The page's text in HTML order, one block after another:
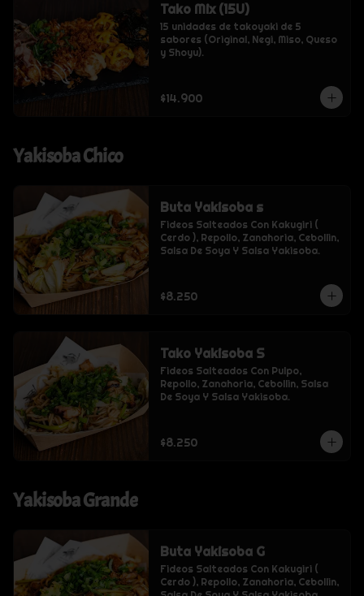
Tako Mix (15U)
15 unidades de takoyaki de 5
sabores (Original, Negi, Miso, Queso
y Shoyu).
$14.900
Yakisoba Chico
Buta Yakisoba s
Fideos Salteados Con Kakugiri (
Cerdo ), Repollo, Zanahoria, Cebollin,
Salsa De Soya Y Salsa Yakisoba.
$8.250
Tako Yakisoba S
Fideos Salteados Con Pulpo,
Repollo, Zanahoria, Cebollin, Salsa
De Soya Y Salsa Yakisoba.
$8.250
Yakisoba Grande
Buta Yakisoba G
Fideos Salteados Con Kakugiri (
Cerdo ), Repollo, Zanahoria, Cebollin,